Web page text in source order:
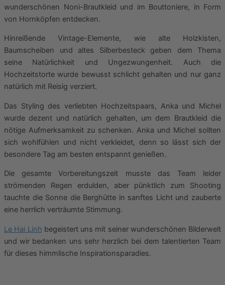
wunderschönen Noni-Brautkleid und im Bouttoniere, in Form
von Hornköpfen entdecken.
Hinreißende Vintage-Elemente, wie alte Holzkisten,
Baumscheiben und altes Silberbesteck geben dem Thema
seine Natürlichkeit und Ungezwungenheit. Auch die
Hochzeitstorte wurde bewusst schlicht gehalten und nur ganz
natürlich mit Reisig verziert.
Das Styling des verliebten Hochzeitspaars, Anka und Michel
wurde dezent und natürlich gehalten, um dem Brautkleid die
nötige Aufmerksamkeit zu schenken. Anka und Michel sollten
sich wohlfühlen und nicht verkleidet, denn so lässt sich der
besondere Tag am besten entspannt genießen.
Die gesamte Vorbereitungszeit musste das Team leider
strömenden Regen erdulden, aber pünktlich zum Shooting
tauchte die Sonne die Berghütte in sanftes Licht und zauberte
eine herrlich verträumte Stimmung.
Le Hai Linh begeistert uns mit seiner wunderschönen Bilderwelt
und wir bedanken uns sehr herzlich bei dem talentierten Team
für dieses himmlische Inspirationsparadies.